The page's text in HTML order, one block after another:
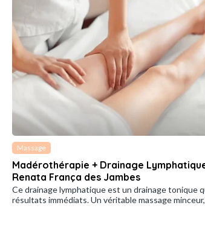
Massage
Madérothérapie + Drainage
Renata França des Jambes
Ce drainage lymphatique est un drainage tonique
résultats immédiats. Un véritable massage